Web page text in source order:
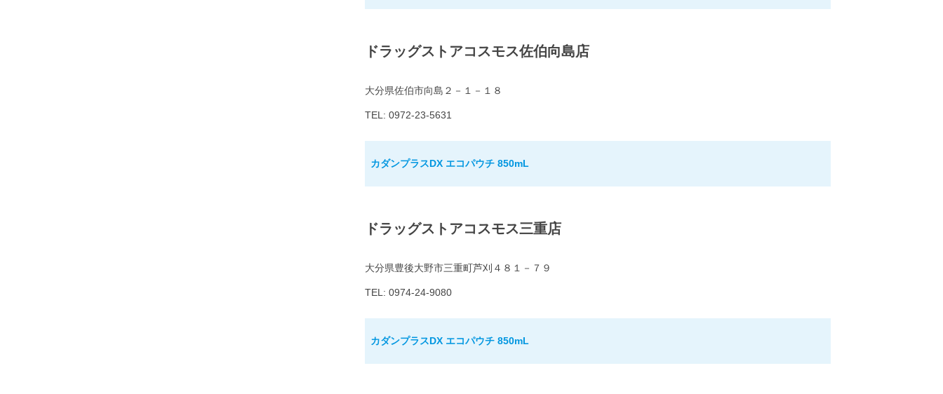
ドラッグストアコスモス佐伯向島店
大分県佐伯市向島２－１－１８
TEL: 0972-23-5631
カダンプラスDX エコパウチ 850mL
ドラッグストアコスモス三重店
大分県豊後大野市三重町芦刈４８１－７９
TEL: 0974-24-9080
カダンプラスDX エコパウチ 850mL